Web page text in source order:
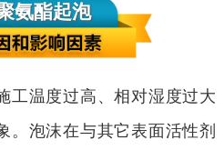
氨酯起泡
工温度过高、相对湿度过大
。泡沫在与其它表面活性剂